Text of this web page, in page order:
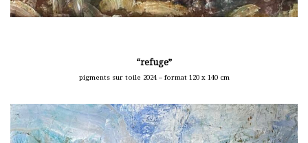
“refuge”
pigments sur toile 2024 – format 120 x 140 cm